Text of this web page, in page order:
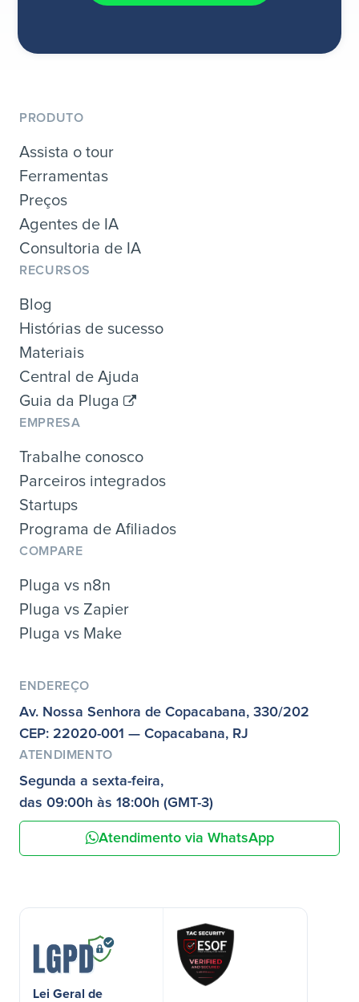
PRODUTO
Assista o tour
Ferramentas
Preços
Agentes de IA
Consultoria de IA
RECURSOS
Blog
Histórias de sucesso
Materiais
Central de Ajuda
Guia da Pluga
EMPRESA
Trabalhe conosco
Parceiros integrados
Startups
Programa de Afiliados
COMPARE
Pluga vs n8n
Pluga vs Zapier
Pluga vs Make
ENDEREÇO
Av. Nossa Senhora de Copacabana, 330/202
CEP: 22020-001 — Copacabana, RJ
ATENDIMENTO
Segunda a sexta-feira,
das 09:00h às 18:00h (GMT-3)
Atendimento via WhatsApp
Lei Geral de